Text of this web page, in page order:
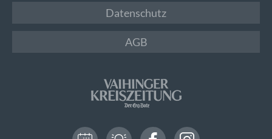
Datenschutz
AGB